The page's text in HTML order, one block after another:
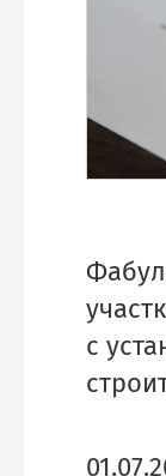
с